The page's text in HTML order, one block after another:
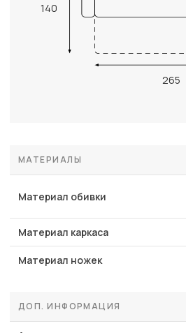
140
265
МАТЕРИАЛЫ
Материал обивки
Материал каркаса
Материал ножек
ДОП. ИНФОРМАЦИЯ